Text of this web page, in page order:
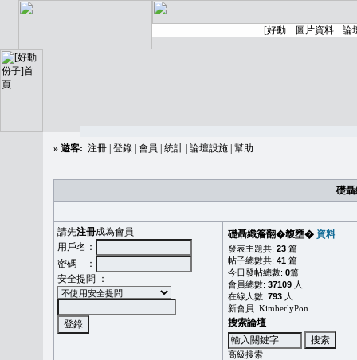
» 遊客: 注冊 登錄 會員 統計 論壇設施 幫助
礎
請先注冊成為會員
用戶名：
密碼 ：
安全提問 ：
礎聶織簷翻�䪖壅� 資料
發表主題共: 23 篇
帖子總數共: 41 篇
今日發帖總數: 0篇
會員總數: 37109 人
在線人數: 793 人
新會員: KimberlyPon
搜索論壇
高級搜索